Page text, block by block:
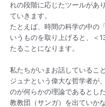
れの段階に応じたツールがあ
ていきます。
たとえば、時間の科学の中の
いうものを取り上げると、＜
たることになります。
私たちがいまお話しているこ
ジュナという偉大な哲学者が
のが何らかの理論であるとし
教教団（サンガ）を出ていか